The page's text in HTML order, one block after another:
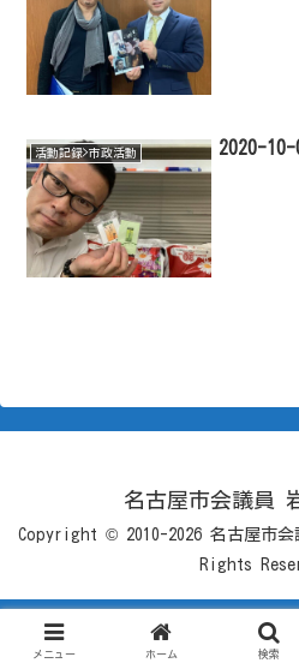
活動記録>市政活動 2020-
名古屋市会議員
Copyright © 2010-2026 名古屋市会
Rights
メニュー ホーム 検索